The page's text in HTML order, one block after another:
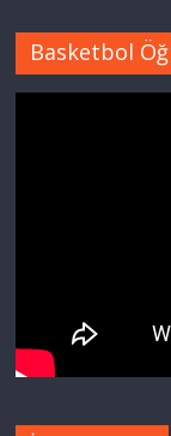
Basketbol